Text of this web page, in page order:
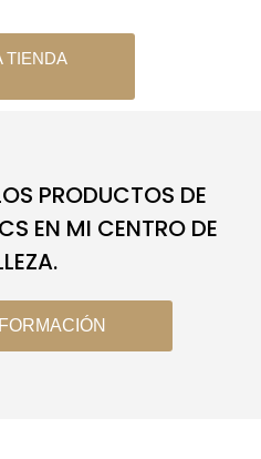
TIENDA
PRODUCTOS DE
EN MI CENTRO DE